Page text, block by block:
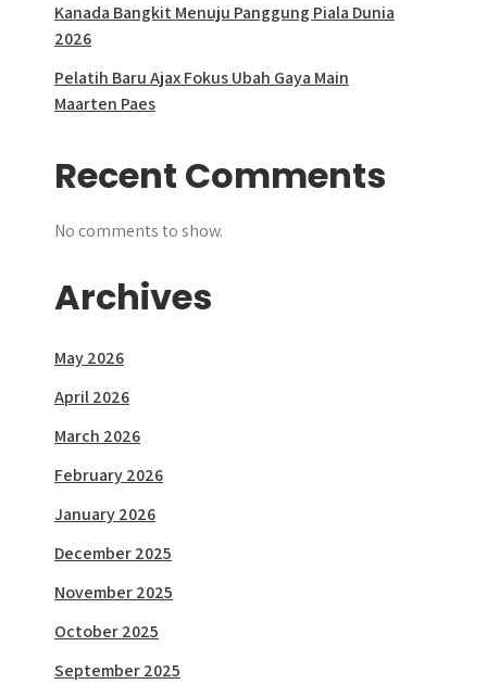
Kanada Bangkit Menuju Panggung Piala Dunia
2026
Pelatih Baru Ajax Fokus Ubah Gaya Main
Maarten Paes
Recent Comments
No comments to show.
Archives
May 2026
April 2026
March 2026
February 2026
January 2026
December 2025
November 2025
October 2025
September 2025